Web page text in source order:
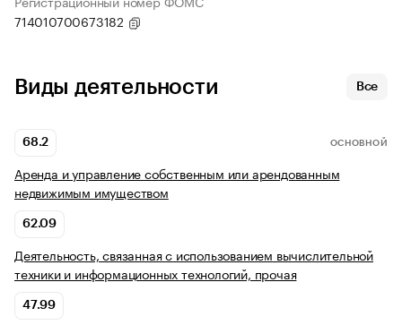
714010700673182
Виды деятельности Все
68.2 ОСНОВНОЙ
Аренда и управление собственным или арендованным
недвижимым имуществом
62.09
Деятельность, связанная с использованием вычислительной
техники и информационных технологий, прочая
47.99